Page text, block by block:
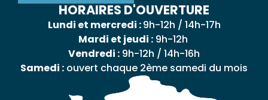
HORAIRES D'OUVERTURE
Lundi et mercredi :9h-12h / 14h-17h
Mardi et jeudi :9h-12h
Vendredi : 9h-12h / 14h-16h
Samedi : ouvert chaque 2ème samedi du mois